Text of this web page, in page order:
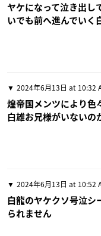
ヤケになって泣き出し
いでも前へ進んでいく
2024年6月13日 at 10:32
煌帝国メンツにより色
白雄お兄様がいないの
2024年6月13日 at 10:52
白龍のヤケクソ号泣シ
られません